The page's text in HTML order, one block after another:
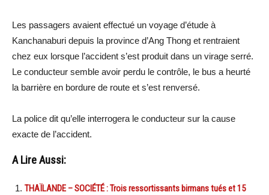
Les passagers avaient effectué un voyage d’étude à
Kanchanaburi depuis la province d’Ang Thong et rentraient
chez eux lorsque l’accident s’est produit dans un virage serré.
Le conducteur semble avoir perdu le contrôle, le bus a heurté
la barrière en bordure de route et s’est renversé.
La police dit qu’elle interrogera le conducteur sur la cause
exacte de l’accident.
A Lire Aussi:
THAÏLANDE – SOCIÉTÉ : Trois ressortissants birmans tués et 15